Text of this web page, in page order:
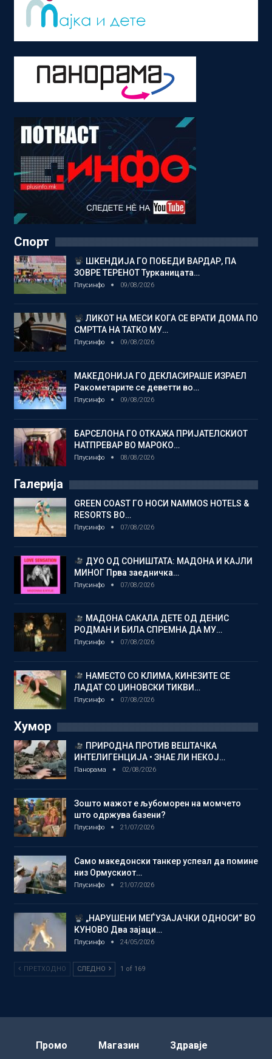
Спорт
ШКЕНДИЈА ГО ПОБЕДИ ВАРДАР, ПА
ЗОВРЕ ТЕРЕНОТ Турканицата…
Плусинфо 09/08/2026
ЛИКОТ НА МЕСИ КОГА СЕ ВРАТИ ДОМА ПО
СМРТТА НА ТАТКО МУ…
Плусинфо 09/08/2026
МАКЕДОНИЈА ГО ДЕКЛАСИРАШЕ ИЗРАЕЛ
Ракометарите се деветти во…
Плусинфо 09/08/2026
БАРСЕЛОНА ГО ОТКАЖА ПРИЈАТЕЛСКИОТ
НАТПРЕВАР ВО МАРОКО…
Плусинфо 08/08/2026
Галерија
GREEN COAST ГО НОСИ NAMMOS HOTELS &
RESORTS ВО…
Плусинфо 07/08/2026
ДУО ОД СОНИШТАТА: МАДОНА И КАЈЛИ
МИНОГ Прва заедничка…
Плусинфо 07/08/2026
МАДОНА САКАЛА ДЕТЕ ОД ДЕНИС
РОДМАН И БИЛА СПРЕМНА ДА МУ…
Плусинфо 07/08/2026
НАМЕСТО СО КЛИМА, КИНЕЗИТЕ СЕ
ЛАДАТ СО ЏИНОВСКИ ТИКВИ…
Плусинфо 07/08/2026
Хумор
ПРИРОДНА ПРОТИВ ВЕШТАЧКА
ИНТЕЛИГЕНЦИЈА • ЗНАЕ ЛИ НЕКОЈ…
Панорама 02/08/2026
Зошто мажот е љубоморен на момчето
што одржува базени?
Плусинфо 21/07/2026
Само македонски танкер успеал да помине
низ Ормускиот…
Плусинфо 21/07/2026
„НАРУШЕНИ МЕЃУЗАЈАЧКИ ОДНОСИ“ ВО
КУНОВО Два зајаци…
Плусинфо 24/05/2026
ПРЕТХОДНО СЛЕДНО 1 of 169
Промо Магазин Здравје